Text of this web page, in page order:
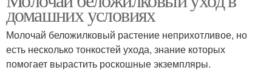
домашних условиях
Молочай беложилковый растение неприхотливое, но
есть несколько тонкостей ухода, знание которых
помогает вырастить роскошные экземпляры.